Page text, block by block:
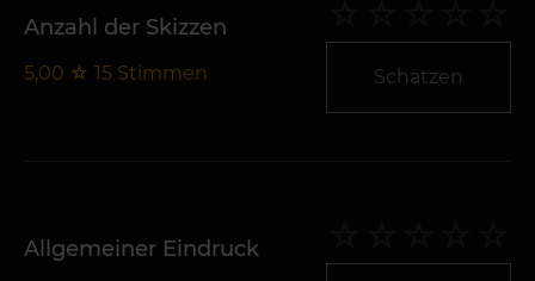
Anzahl der Skizzen
5,00 ☆ 15 Stimmen Schätzen
Allgemeiner Eindruck